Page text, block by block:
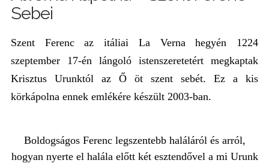
Sebei
Szent Ferenc az itáliai La Verna hegyén 1224
szeptember 17-én lángoló istenszeretetért megkaptak
Krisztus Urunktól az Ő öt szent sebét. Ez a kis
körkápolna ennek emlékére készült 2003-ban.
Boldogságos Ferenc legszentebb haláláról és arról,
hogyan nyerte el halála előtt két esztendővel a mi Urunk